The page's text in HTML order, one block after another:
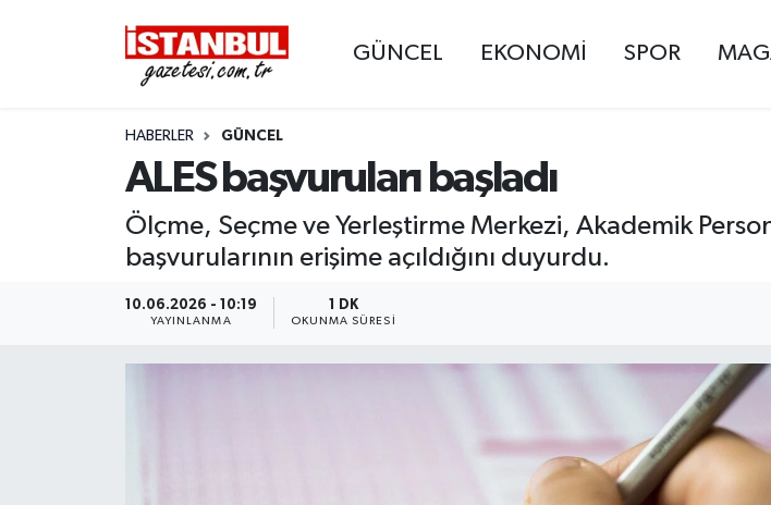
GÜNCEL EKONOMİ SPOR
HABERLER GÜNCEL
ALES başvuruları başladı
Ölçme, Seçme ve Yerleştirme Merkezi, Akademik
başvurularının erişime açıldığını duyurdu.
10.06.2026 - 10:19
YAYINLANMA
1 DK
OKUNMA SÜRESI
EKONOMİ
İSTANBUL
MAGAZİN
Nöbetçi Eczaneler
Hava Durumu
Trafik Durumu
Süper Lig Puan Durumu ve Fikstür
Tüm Manşetler
Son Dakika Haberleri